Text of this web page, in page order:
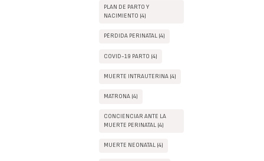
PLAN DE PARTO Y
NACIMIENTO (4)
PÉRDIDA PERINATAL (4)
COVID-19 PARTO (4)
MUERTE INTRAUTERINA (4)
MATRONA (4)
CONCIENCIAR ANTE LA
MUERTE PERINATAL (4)
MUERTE NEONATAL (4)